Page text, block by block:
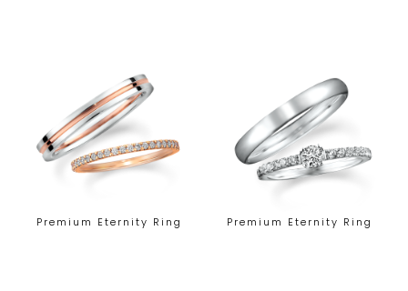
Premium Eternity Ring Premium Eternity Ring